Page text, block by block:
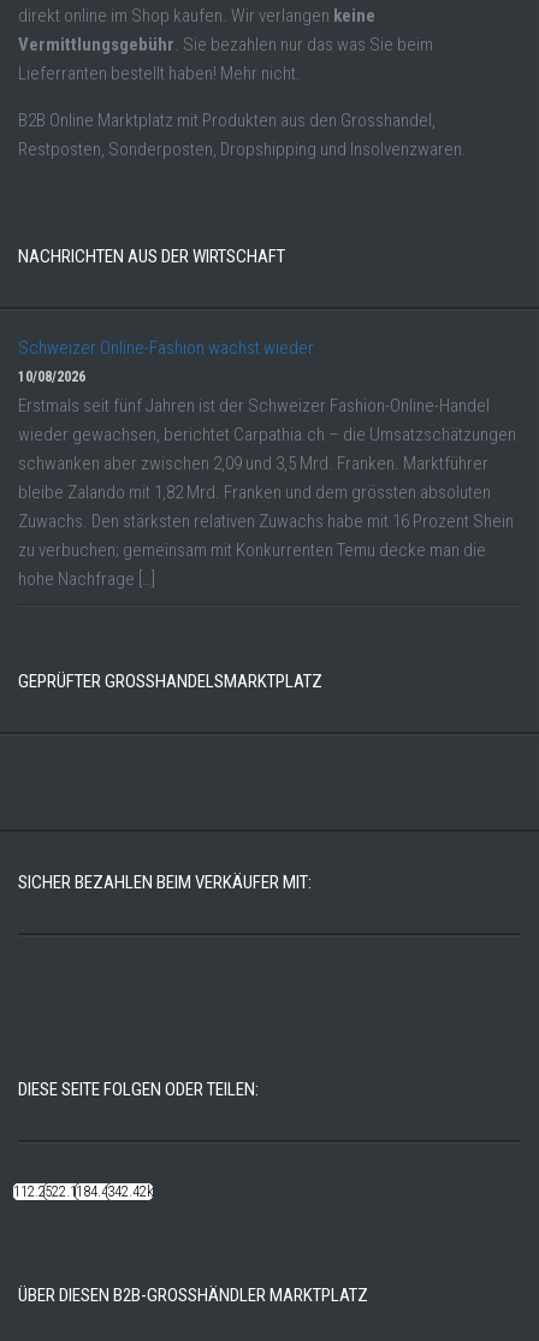
direkt online im Shop kaufen. Wir verlangen keine
Vermittlungsgebühr. Sie bezahlen nur das was Sie beim
Lieferranten bestellt haben! Mehr nicht.
B2B Online Marktplatz mit Produkten aus den Grosshandel,
Restposten, Sonderposten, Dropshipping und Insolvenzwaren.
NACHRICHTEN AUS DER WIRTSCHAFT
Schweizer Online-Fashion wächst wieder
10/08/2026
Erstmals seit fünf Jahren ist der Schweizer Fashion-Online-Handel
wieder gewachsen, berichtet Carpathia.ch – die Umsatzschätzungen
schwanken aber zwischen 2,09 und 3,5 Mrd. Franken. Marktführer
bleibe Zalando mit 1,82 Mrd. Franken und dem grössten absoluten
Zuwachs. Den stärksten relativen Zuwachs habe mit 16 Prozent Shein
zu verbuchen; gemeinsam mit Konkurrenten Temu decke man die
hohe Nachfrage […]
GEPRÜFTER GROSSHANDELSMARKTPLATZ
SICHER BEZAHLEN BEIM VERKÄUFER MIT:
DIESE SEITE FOLGEN ODER TEILEN:
112.22k522.14k184.48k342.42k
ÜBER DIESEN B2B-GROSSHÄNDLER MARKTPLATZ